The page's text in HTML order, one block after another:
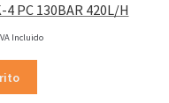
4 PC 130BAR 420L/H
Incluido